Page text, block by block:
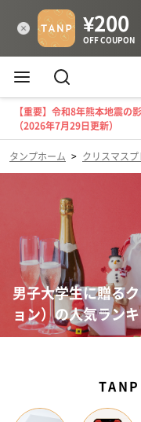
【重要】令和8年熊本地震の
（2026年7月29日更新）
タンプホーム > クリスマス
男子大学生に贈る
ョン）の人気ラン